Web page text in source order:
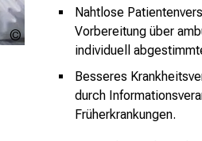
augennetz-
Nahtlose
Vorbereitung über
individuell
Besseres
durch
Früherkrankungen.